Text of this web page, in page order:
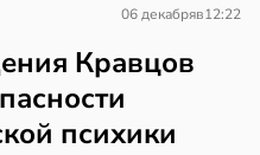
06 декабряв12:22
Кравцов
психики